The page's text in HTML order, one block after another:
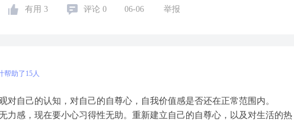
有用 3 评论 0 06-06 举报
帮助了15人
对自己的认知，对自己的自尊心，自我价值感是否还在正常范围内。
力感，现在要小心习得性无助。重新建立自己的自尊心，以及对生活的热